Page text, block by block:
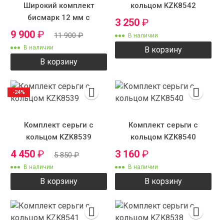
Широкий комплект
бисмарк 12 мм с
крестиком
9 900 ₽ 11 900₽
В наличии
В корзину
кольцом KZK8542
3 250 ₽
В наличии
В корзину
Комплект серьги с
кольцом KZK8539
4 450 ₽ 5 850₽
В наличии
В корзину
-24%
Комплект серьги с
кольцом KZK8540
3 160 ₽
В наличии
В корзину